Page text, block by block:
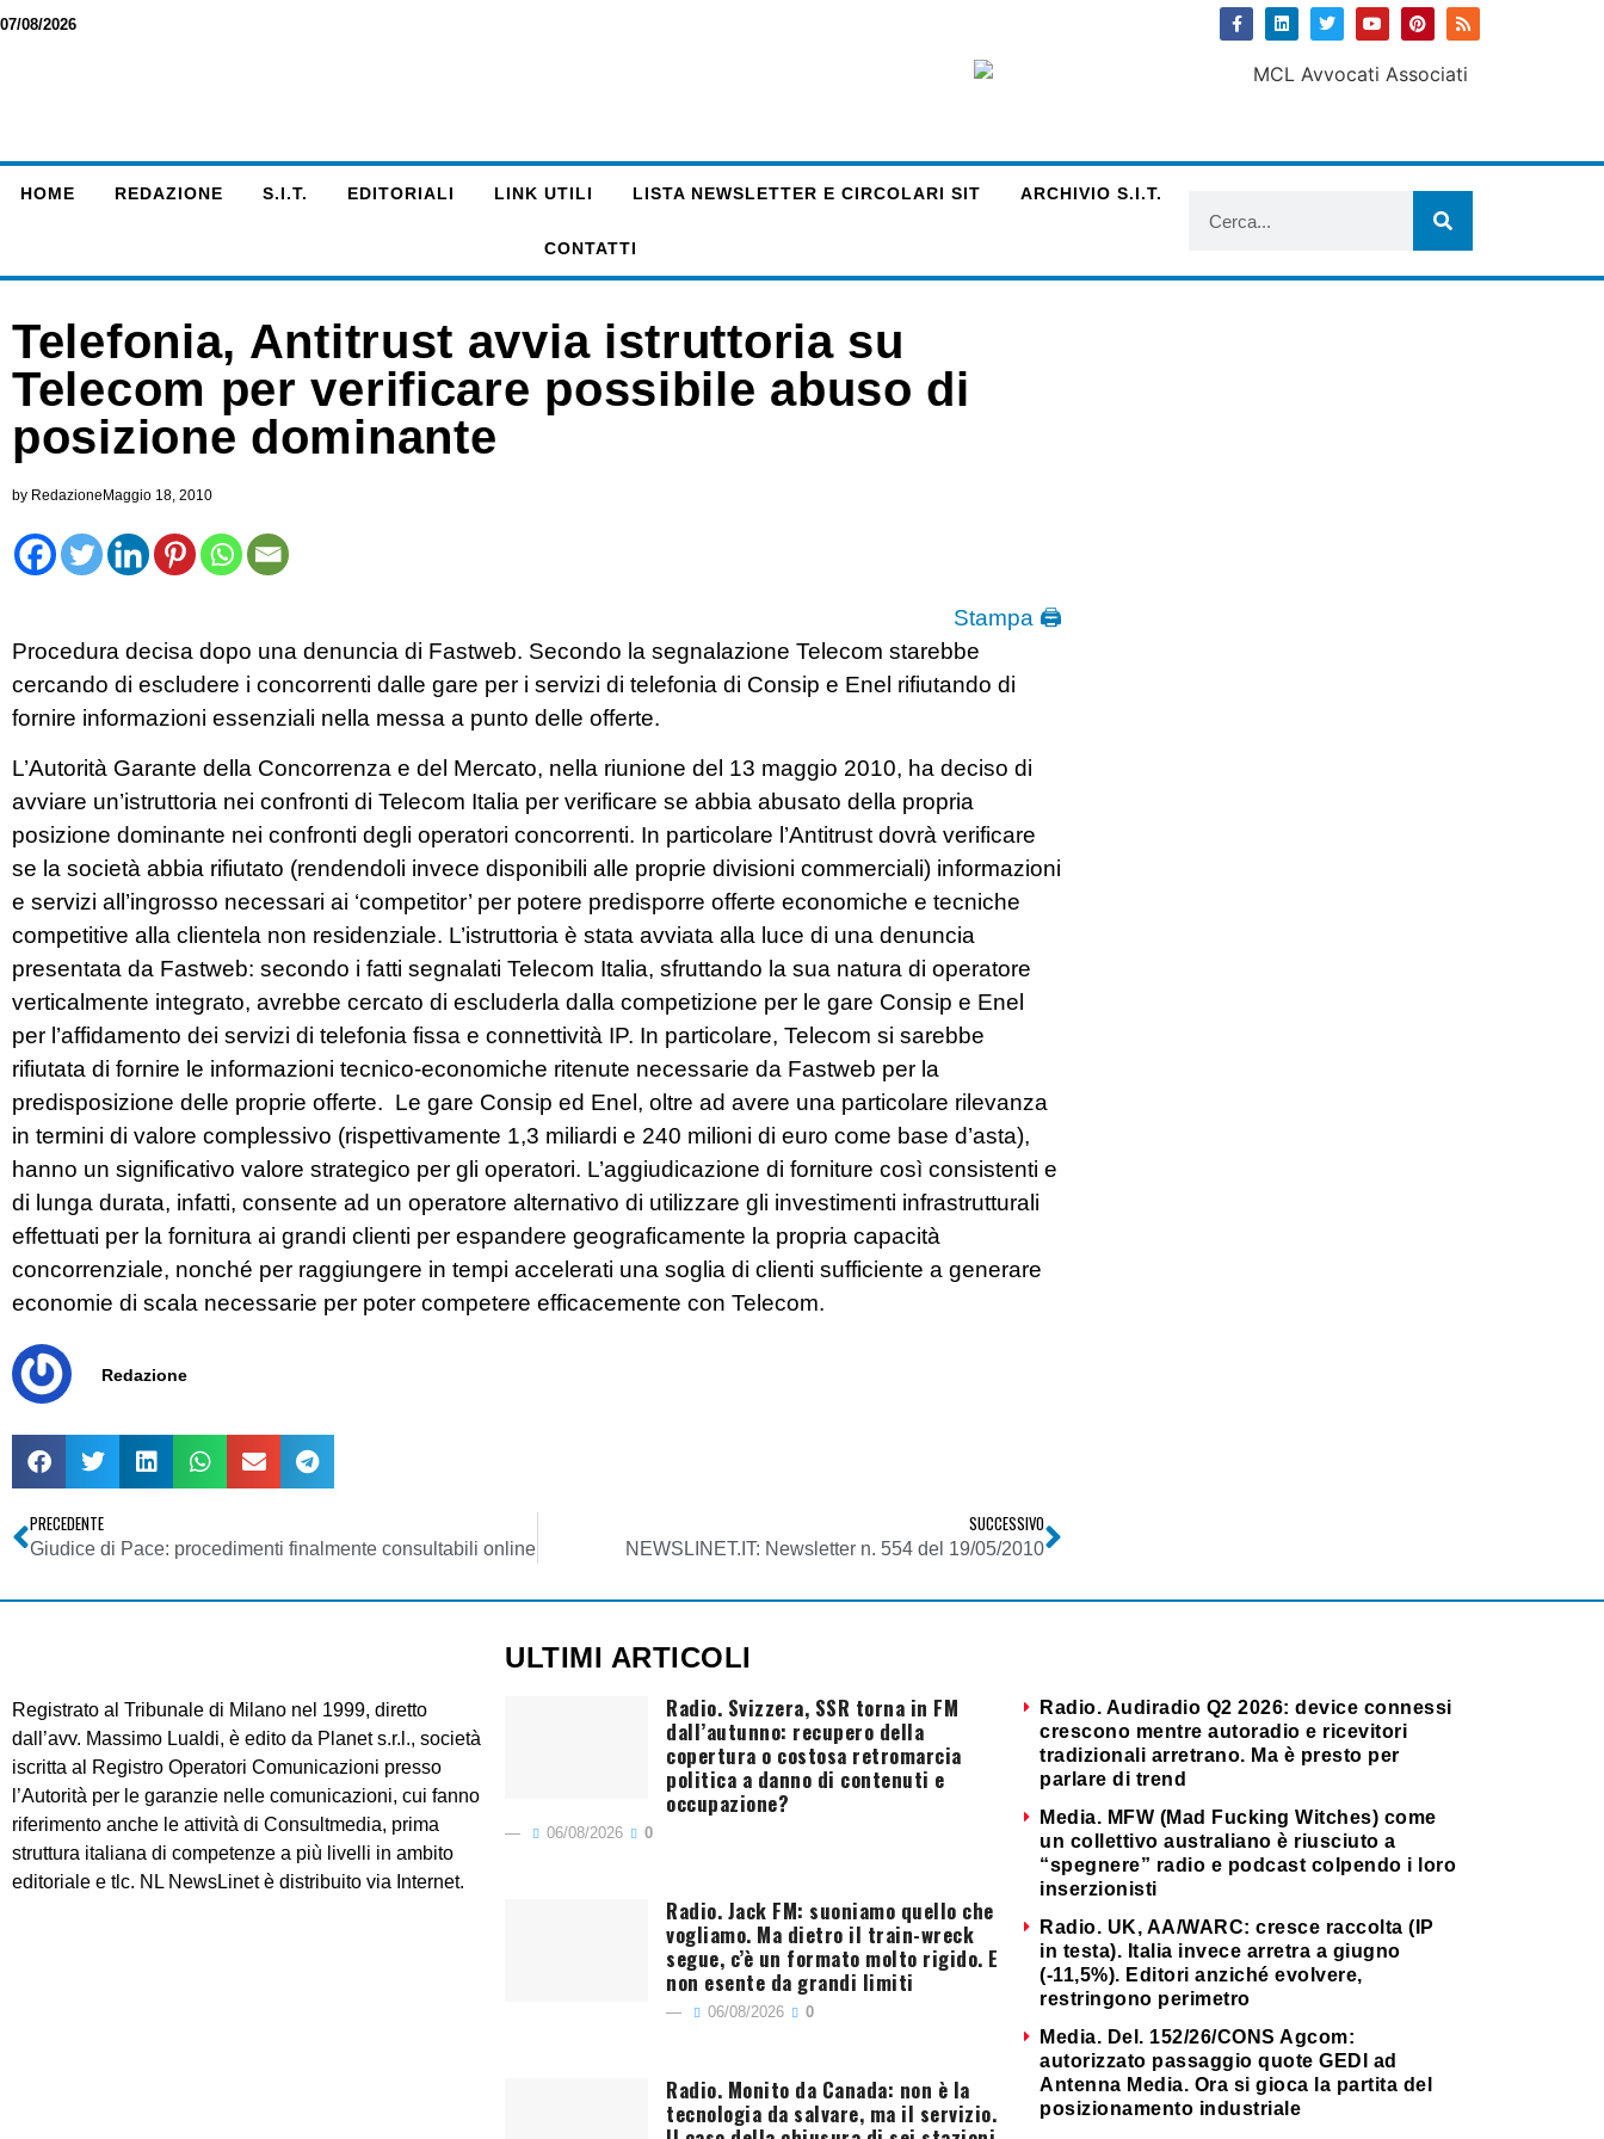
07/08/2026
HOME REDAZIONE S.I.T. EDITORIALI LINK UTILI LISTA NEWSLETTER E CIRCOLARI SIT ARCHIVIO S.I.T.
CONTATTI
Telefonia, Antitrust avvia istruttoria su
Telecom per verificare possibile abuso di
posizione dominante
by Redazione Maggio 18, 2010
Stampa 🖨
Procedura decisa dopo una denuncia di Fastweb. Secondo la segnalazione Telecom starebbe
cercando di escludere i concorrenti dalle gare per i servizi di telefonia di Consip e Enel rifiutando di
fornire informazioni essenziali nella messa a punto delle offerte.
L’Autorità Garante della Concorrenza e del Mercato, nella riunione del 13 maggio 2010, ha deciso di
avviare un’istruttoria nei confronti di Telecom Italia per verificare se abbia abusato della propria
posizione dominante nei confronti degli operatori concorrenti. In particolare l’Antitrust dovrà verificare
se la società abbia rifiutato (rendendoli invece disponibili alle proprie divisioni commerciali) informazioni
e servizi all’ingrosso necessari ai ‘competitor’ per potere predisporre offerte economiche e tecniche
competitive alla clientela non residenziale. L’istruttoria è stata avviata alla luce di una denuncia
presentata da Fastweb: secondo i fatti segnalati Telecom Italia, sfruttando la sua natura di operatore
verticalmente integrato, avrebbe cercato di escluderla dalla competizione per le gare Consip e Enel
per l’affidamento dei servizi di telefonia fissa e connettività IP. In particolare, Telecom si sarebbe
rifiutata di fornire le informazioni tecnico-economiche ritenute necessarie da Fastweb per la
predisposizione delle proprie offerte. Le gare Consip ed Enel, oltre ad avere una particolare rilevanza
in termini di valore complessivo (rispettivamente 1,3 miliardi e 240 milioni di euro come base d’asta),
hanno un significativo valore strategico per gli operatori. L’aggiudicazione di forniture così consistenti e
di lunga durata, infatti, consente ad un operatore alternativo di utilizzare gli investimenti infrastrutturali
effettuati per la fornitura ai grandi clienti per espandere geograficamente la propria capacità
concorrenziale, nonché per raggiungere in tempi accelerati una soglia di clienti sufficiente a generare
economie di scala necessarie per poter competere efficacemente con Telecom.
Redazione
PRECEDENTE
Giudice di Pace: procedimenti finalmente consultabili online
SUCCESSIVO
NEWSLINET.IT: Newsletter n. 554 del 19/05/2010
Registrato al Tribunale di Milano nel 1999, diretto
dall’avv. Massimo Lualdi, è edito da Planet s.r.l., società
iscritta al Registro Operatori Comunicazioni presso
l’Autorità per le garanzie nelle comunicazioni, cui fanno
riferimento anche le attività di Consultmedia, prima
struttura italiana di competenze a più livelli in ambito
editoriale e tlc. NL NewsLinet è distribuito via Internet.
ULTIMI ARTICOLI
Radio. Svizzera, SSR torna in FM
dall’autunno: recupero della
copertura o costosa retromarcia
politica a danno di contenuti e
occupazione?
06/08/2026 0
Radio. Jack FM: suoniamo quello che
vogliamo. Ma dietro il train-wreck
segue, c’è un formato molto rigido. E
non esente da grandi limiti
06/08/2026 0
Radio. Monito da Canada: non è la
tecnologia da salvare, ma il servizio.
Radio. Audiradio Q2 2026: device connessi
crescono mentre autoradio e ricevitori
tradizionali arretrano. Ma è presto per
parlare di trend
Media. MFW (Mad Fucking Witches) come
un collettivo australiano è riusciuto a
“spegnere” radio e podcast colpendo i loro
inserzionisti
Radio. UK, AA/WARC: cresce raccolta (IP
in testa). Italia invece arretra a giugno
(-11,5%). Editori anziché evolvere,
restringono perimetro
Media. Del. 152/26/CONS Agcom:
autorizzato passaggio quote GEDI ad
Antenna Media. Ora si gioca la partita del
posizionamento industriale